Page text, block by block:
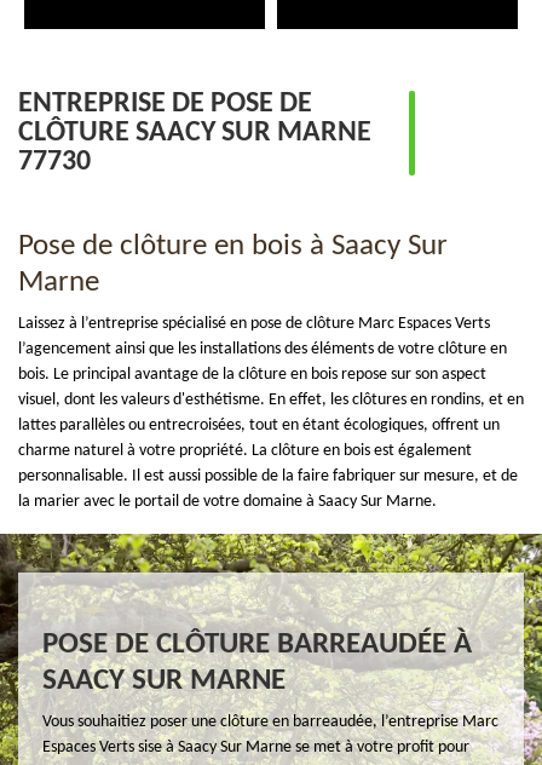
ENTREPRISE DE POSE DE
CLÔTURE SAACY SUR MARNE
77730
Pose de clôture en bois à Saacy Sur
Marne
Laissez à l’entreprise spécialisé en pose de clôture Marc Espaces Verts
l’agencement ainsi que les installations des éléments de votre clôture en
bois. Le principal avantage de la clôture en bois repose sur son aspect
visuel, dont les valeurs d'esthétisme. En effet, les clôtures en rondins, et en
lattes parallèles ou entrecroisées, tout en étant écologiques, offrent un
charme naturel à votre propriété. La clôture en bois est également
personnalisable. Il est aussi possible de la faire fabriquer sur mesure, et de
la marier avec le portail de votre domaine à Saacy Sur Marne.
POSE DE CLÔTURE BARREAUDÉE À
SAACY SUR MARNE
Vous souhaitiez poser une clôture en barreaudée, l’entreprise Marc
Espaces Verts sise à Saacy Sur Marne se met à votre profit pour